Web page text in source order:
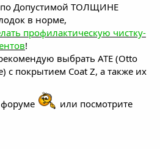
по Допустимой ТОЛЩИНЕ
в норме,
профилактическую чистку-
!
выбрать ATE (Otto
с покрытием Coat Z, а также их
или посмотрите